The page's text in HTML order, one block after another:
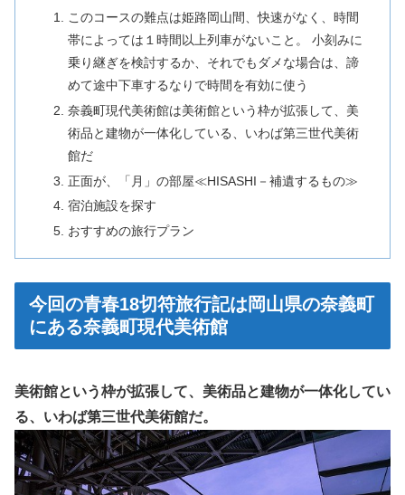
このコースの難点は姫路岡山間、快速がなく、時間
帯によっては１時間以上列車がないこと。 小刻みに
乗り継ぎを検討するか、それでもダメな場合は、諦
めて途中下車するなりで時間を有効に使う
奈義町現代美術館は美術館という枠が拡張して、美
術品と建物が一体化している、いわば第三世代美術
館だ
正面が、「月」の部屋≪HISASHI－補遺するもの≫
宿泊施設を探す
おすすめの旅行プラン
今回の青春18切符旅行記は岡山県の奈義町
にある奈義町現代美術館
美術館という枠が拡張して、美術品と建物が一体化してい
る、いわば第三世代美術館だ。